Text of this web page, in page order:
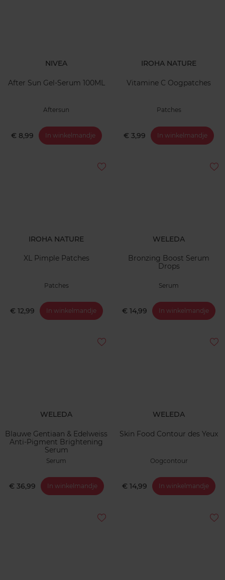
NIVEA
After Sun Gel-Serum 100ML
Aftersun
€ 8,99 In winkelmandje
IROHA NATURE
Vitamine C Oogpatches
Patches
€ 3,99 In winkelmandje
IROHA NATURE
XL Pimple Patches
Patches
€ 12,99 In winkelmandje
WELEDA
Bronzing Boost Serum
Drops
Serum
€ 14,99 In winkelmandje
WELEDA
Blauwe Gentiaan & Edelweiss
Anti-Pigment Brightening
Serum
Serum
€ 36,99 In winkelmandje
WELEDA
Skin Food Contour des Yeux
Oogcontour
€ 14,99 In winkelmandje